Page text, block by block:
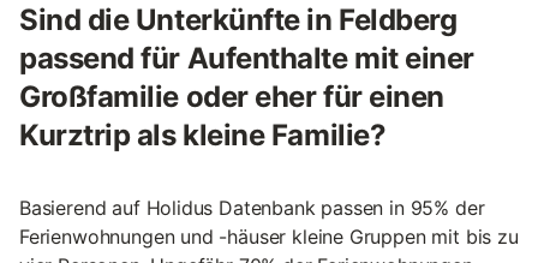
Sind die Unterkünfte in Feldberg
passend für Aufenthalte mit einer
Großfamilie oder eher für einen
Kurztrip als kleine Familie?
Basierend auf Holidus Datenbank passen in 95% der
Ferienwohnungen und -häuser kleine Gruppen mit bis zu